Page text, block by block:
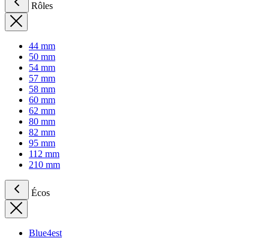
Rôles
44 mm
50 mm
54 mm
57 mm
58 mm
60 mm
62 mm
80 mm
82 mm
95 mm
112 mm
210 mm
Écos
Blue4est